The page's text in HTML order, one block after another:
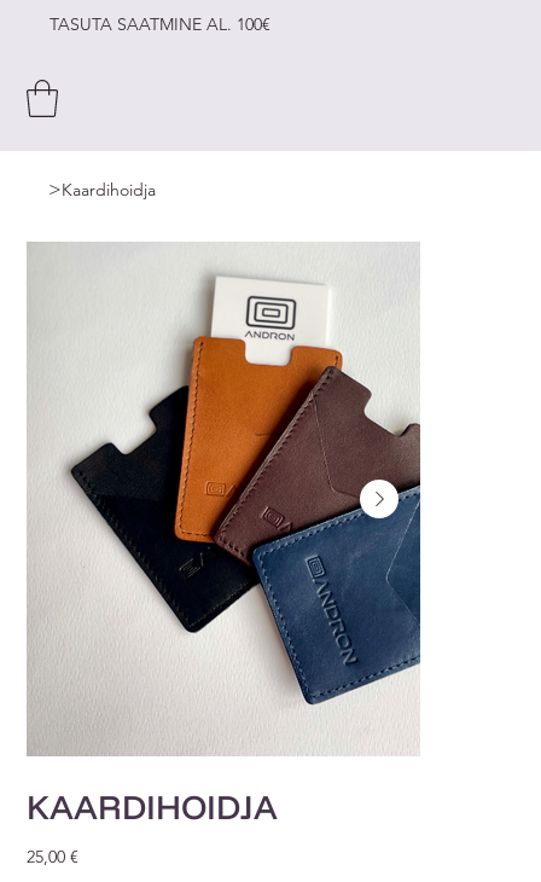
TASUTA SAATMINE AL. 100€
>Kaardihoidja
KAARDIHOIDJA
Price
25,00 €